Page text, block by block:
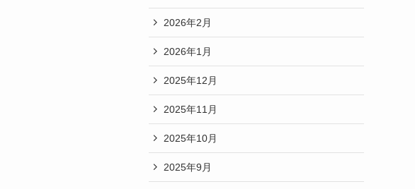
2026年2月
2026年1月
2025年12月
2025年11月
2025年10月
2025年9月